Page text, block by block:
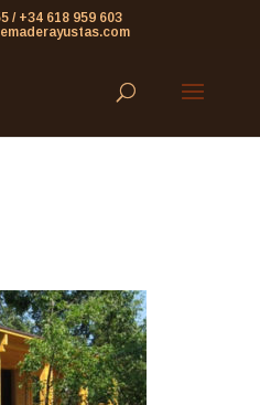
/ +34 618 959 603